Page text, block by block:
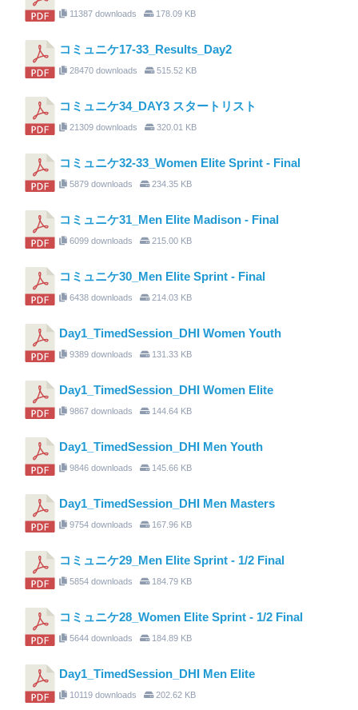
11387 downloads 178.09 KB
コミュニケ17-33_Results_Day2
28470 downloads 515.52 KB
コミュニケ34_DAY3 スタートリスト
21309 downloads 320.01 KB
コミュニケ32-33_Women Elite Sprint - Final
5879 downloads 234.35 KB
コミュニケ31_Men Elite Madison - Final
6099 downloads 215.00 KB
コミュニケ30_Men Elite Sprint - Final
6438 downloads 214.03 KB
Day1_TimedSession_DHI Women Youth
9389 downloads 131.33 KB
Day1_TimedSession_DHI Women Elite
9867 downloads 144.64 KB
Day1_TimedSession_DHI Men Youth
9846 downloads 145.66 KB
Day1_TimedSession_DHI Men Masters
9754 downloads 167.96 KB
コミュニケ29_Men Elite Sprint - 1/2 Final
5854 downloads 184.79 KB
コミュニケ28_Women Elite Sprint - 1/2 Final
5644 downloads 184.89 KB
Day1_TimedSession_DHI Men Elite
10119 downloads 202.62 KB